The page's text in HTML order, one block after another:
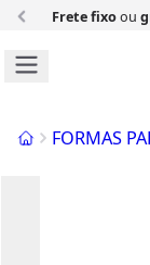
Frete fixoou
InícioFORMAS